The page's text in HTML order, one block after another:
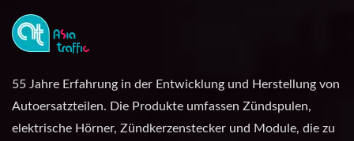
55 Jahre Erfahrung in der Entwicklung und Herstellung von
Autoersatzteilen. Die Produkte umfassen Zündspulen,
elektrische Hörner, Zündkerzenstecker und Module, die zu